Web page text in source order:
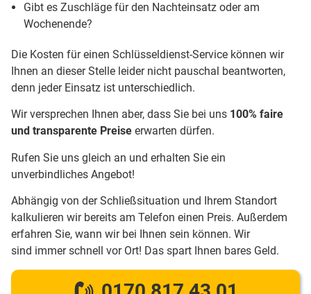
Gibt es Zuschläge für den Nachteinsatz oder am
Wochenende?
Die Kosten für einen Schlüsseldienst-Service können wir
Ihnen an dieser Stelle leider nicht pauschal beantworten,
denn jeder Einsatz ist unterschiedlich.
Wir versprechen Ihnen aber, dass Sie bei uns 100% faire
und transparente Preise erwarten dürfen.
Rufen Sie uns gleich an und erhalten Sie ein
unverbindliches Angebot!
Abhängig von der Schließsituation und Ihrem Standort
kalkulieren wir bereits am Telefon einen Preis. Außerdem
erfahren Sie, wann wir bei Ihnen sein können. Wir
sind immer schnell vor Ort! Das spart Ihnen bares Geld.